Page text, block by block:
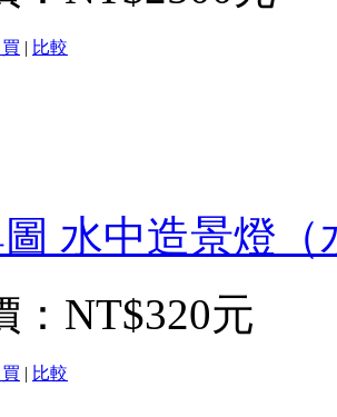
| 比較
水中造景燈
NT$320元
| 比較